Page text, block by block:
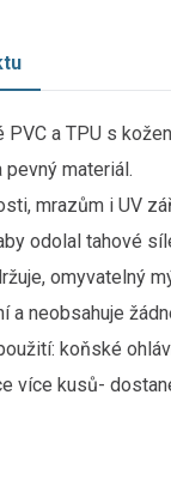
PVC a TPU s
pevný materiál.
mrazům i UV
odolal tahové
omyvatelný
a neobsahuje
koňské
více kusů-